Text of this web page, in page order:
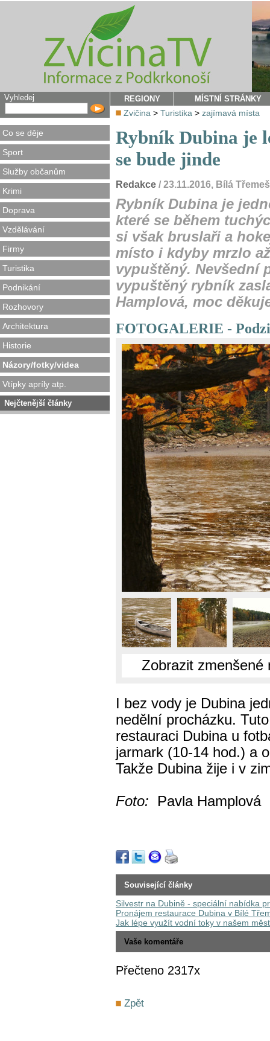
Vyhledej
Co se děje
Sport
Služby občanům
Krimi
Doprava
Vzdělávání
Firmy
Turistika
Podnikání
Rozhovory
Architektura
Historie
Názory/fotky/videa
Vtípky apríly atp.
Nejčtenější články
REGIONY MÍSTNÍ STRÁNKY
Zvičina > Turistika > zajímavá místa
Rybník Dubina je
se bude jinde
Redakce / 23.11.2016, Bílá
Rybník Dubina je
které se během
si však bruslaři a
místo i kdyby mrzlo
vypuštěný. Nevšední
vypuštěný rybník
Hamplová, moc
FOTOGALERIE -
Zobrazit zmenšené
I bez vody je Dubina
nedělní procházku.
restauraci Dubina u
jarmark (10-14 hod.) a
Takže Dubina žije i v
Foto: Pavla Hamplová
Související články
Silvestr na Dubině - speciální nabídka
Pronájem restaurace Dubina v Bílé
Jak lépe využít vodní toky v našem
Vaše komentáře
Přečteno 2317x
Zpět